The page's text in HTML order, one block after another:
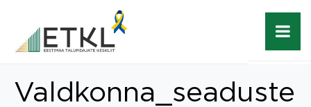
Valdkonna_seaduste